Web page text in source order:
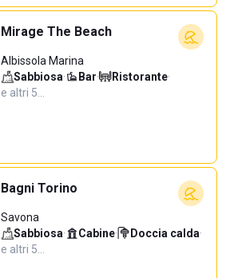
Mirage The Beach
Albissola Marina
Sabbiosa· Bar· Ristorante·
e altri 5…
Bagni Torino
Savona
Sabbiosa· Cabine· Doccia calda·
e altri 5…